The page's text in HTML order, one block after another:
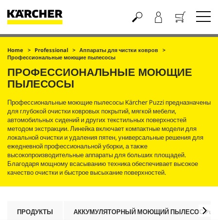
Корзина
Home Professional
Аппараты для чистки ковров
Профессиональные моющие пылесосы
ПРОФЕССИОНАЛЬНЫЕ МОЮЩИЕ
ПЫЛЕСОСЫ
Профессиональные моющие пылесосы Kärcher Puzzi предназначены
для глубокой очистки ковровых покрытий, мягкой мебели,
автомобильных сидений и других текстильных поверхностей
методом экстракции. Линейка включает компактные модели для
локальной очистки и удаления пятен, универсальные решения для
ежедневной профессиональной уборки, а также
высокопроизводительные аппараты для больших площадей.
Благодаря мощному всасыванию техника обеспечивает высокое
качество очистки и быстрое высыхание поверхностей.
ПРОДУКТЫ АККУМУЛЯТОРНЫЙ МОЮЩИЙ ПЫЛЕСОС